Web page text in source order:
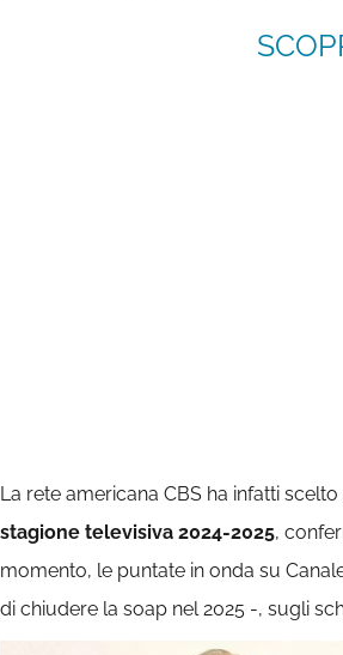
La rete americana CBS ha infatti
stagione televisiva 2024-2025,
momento, le puntate in onda su
di chiudere la soap nel 2025 -, sugli